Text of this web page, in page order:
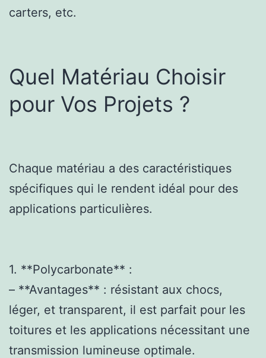
carters, etc.
Quel Matériau Choisir
pour Vos Projets ?
Chaque matériau a des caractéristiques
spécifiques qui le rendent idéal pour des
applications particulières.
1. **Polycarbonate** :
– **Avantages** : résistant aux chocs,
léger, et transparent, il est parfait pour les
toitures et les applications nécessitant une
transmission lumineuse optimale.